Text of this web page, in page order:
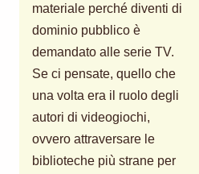
materiale perché diventi di
dominio pubblico è
demandato alle serie TV.
Se ci pensate, quello che
una volta era il ruolo degli
autori di videogiochi,
ovvero attraversare le
biblioteche più strane per